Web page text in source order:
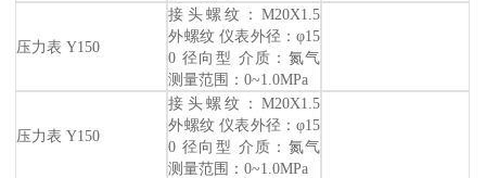
压力表 Y150
接头螺纹：M20X1.5
外螺纹 仪表外径：φ15
0 径向型 介质：氮气
测量范围：0~1.0MPa
压力表 Y150
接头螺纹：M20X1.5
外螺纹 仪表外径：φ15
0 径向型 介质：氮气
测量范围：0~1.0MPa